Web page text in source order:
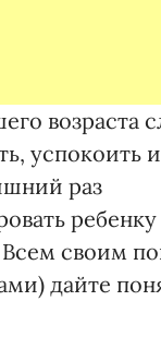
возраста
успокоить
раз
своим
дайте